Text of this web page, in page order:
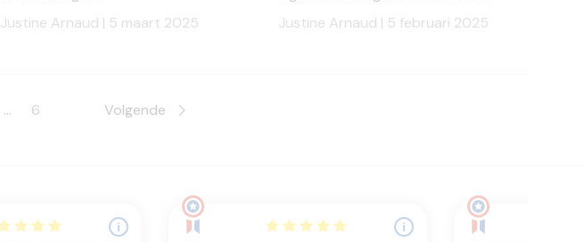
Justine Arnaud | 5 maart 2025
Justine Arnaud | 5 februari 2025
… 6 Volgende